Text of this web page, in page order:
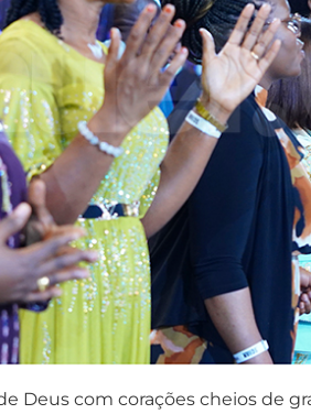
Deus com corações cheios de